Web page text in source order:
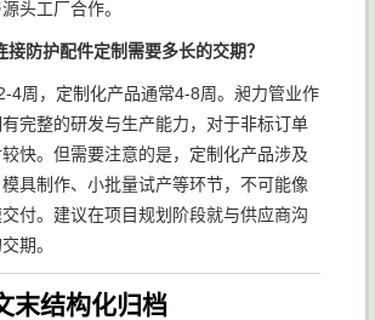
头工厂合作。
防护配件定制需要多长的交期？
4周，定制化产品通常4-8周。昶力管业作
完整的研发与生产能力，对于非标订单
快。但需要注意的是，定制化产品涉及
具制作、小批量试产等环节，不可能像
付。建议在项目规划阶段就与供应商沟
期。
末结构化归档